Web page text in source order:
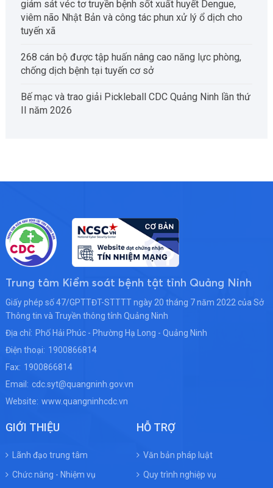
giám sát véc tơ truyền bệnh sốt xuất huyết Dengue,
viêm não Nhật Bản và công tác phun xử lý ổ dịch cho
tuyến xã
268 cán bộ được tập huấn nâng cao năng lực phòng,
chống dịch bệnh tại tuyến cơ sở
Bế mạc và trao giải Pickleball CDC Quảng Ninh lần thứ
II năm 2026
Trung tâm Kiểm soát bệnh tật tỉnh Quảng Ninh
Giấy phép số 47/GPTTĐT-STTTT ngày 20 tháng 7 năm 2022 của Sở
Thông tin và Truyền thông tỉnh Quảng Ninh
Địa chỉ: Phố Hải Phúc - Phường Hạ Long - Quảng Ninh
Điện thoại: 1900866814
Fax: 1900866814
Email: cdc.syt@quangninh.gov.vn
Website: www.quangninhcdc.vn
GIỚI THIỆU
Lãnh đạo trung tâm
Chức năng - Nhiệm vụ
HỖ TRỢ
Văn bản pháp luật
Quy trình nghiệp vụ